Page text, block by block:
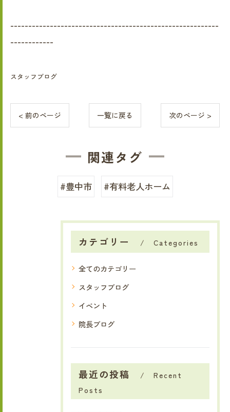
----------------------------------------------------------
------------
スタッフブログ
< 前のページ 一覧に戻る 次のページ >
関連タグ
#豊中市 #有料老人ホーム
カテゴリー Categories
全てのカテゴリー
スタッフブログ
イベント
院長ブログ
最近の投稿
Recent
Posts